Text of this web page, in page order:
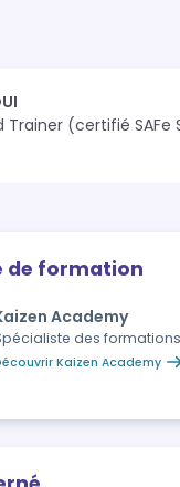
(certifié SAFe
de formation
Academy
des
Kaizen Academy